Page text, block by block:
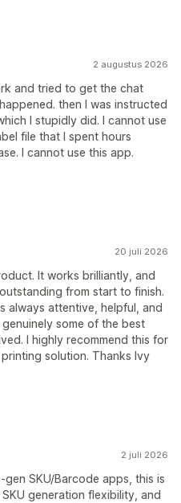
2 augustus 2026
and tried to get the chat
then I was instructed
I stupidly did. I cannot use
file that I spent hours
I cannot use this app.
20 juli 2026
It works brilliantly, and
from start to finish.
always attentive, helpful, and
some of the best
I highly recommend this for
solution. Thanks Ivy
2 juli 2026
SKU/Barcode apps, this is
generation flexibility, and